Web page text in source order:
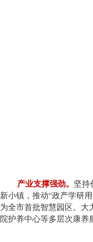
产业支撑强劲。 坚持
新小镇，推动“政产学研
为全市首批智慧园区。大
院护养中心等多层次康养